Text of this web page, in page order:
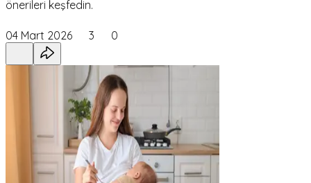
önerileri keşfedin.
04 Mart 2026 3 0